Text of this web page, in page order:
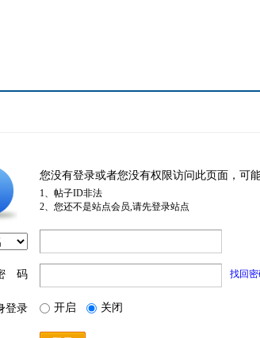
您没有登录或者您没有权限访问此页面，可
1、帖子ID非法
2、您还不是站点会员,请先登录站点
码 找回密
登录 开启 关闭